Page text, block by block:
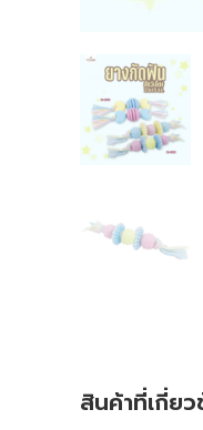
สินค้าที่เกี่ย